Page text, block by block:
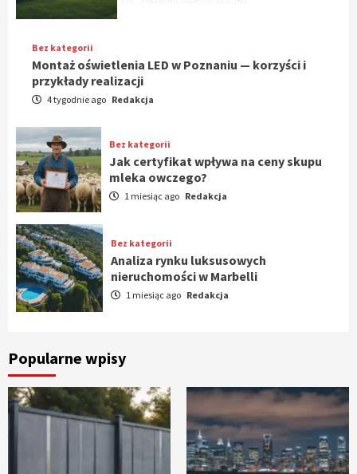
Bez kategorii
Montaż oświetlenia LED w Poznaniu — korzyści i
przykłady realizacji
4 tygodnie ago Redakcja
Bez kategorii
Jak certyfikat wpływa na ceny skupu
mleka owczego?
1 miesiąc ago Redakcja
Bez kategorii
Analiza rynku luksusowych
nieruchomości w Marbelli
1 miesiąc ago Redakcja
Popularne wpisy